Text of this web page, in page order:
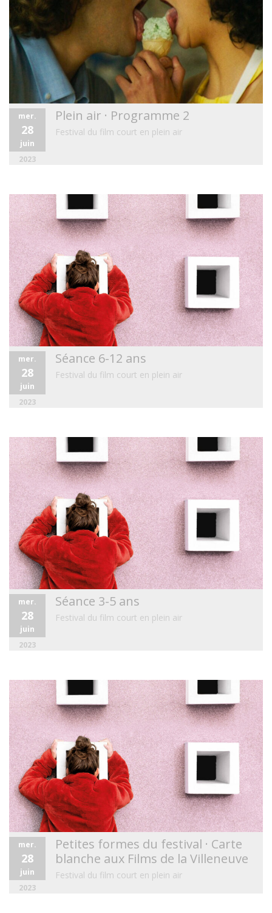
mer.
28
juin
2023
Plein air · Programme 2
Festival du film court en plein air
mer.
28
juin
2023
Séance 6-12 ans
Festival du film court en plein air
mer.
28
juin
2023
Séance 3-5 ans
Festival du film court en plein air
mer.
28
juin
2023
Petites formes du festival · Carte
blanche aux Films de la Villeneuve
Festival du film court en plein air